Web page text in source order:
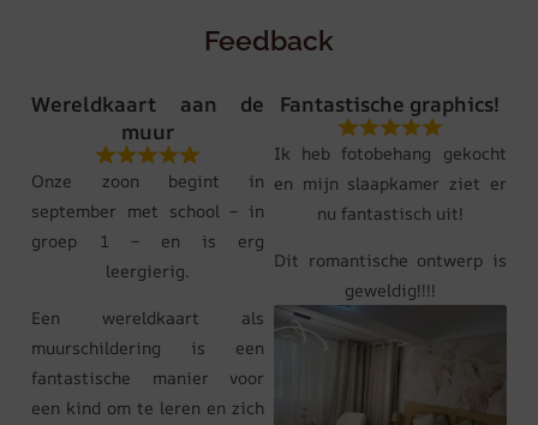
Feedback
Wereldkaart aan de
muur
Onze zoon begint in
september met school – in
groep 1 – en is erg
leergierig.
Een wereldkaart als
muurschildering is een
fantastische manier voor
een kind om te leren en zich
Fantastische graphics!
Ik heb fotobehang gekocht
en mijn slaapkamer ziet er
nu fantastisch uit!
Dit romantische ontwerp is
geweldig!!!!